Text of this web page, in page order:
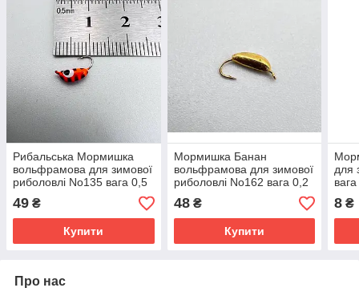
Рибальська Мормишка
вольфрамова для зимової
риболовлі No135 вага 0,5
г, Мормишка зимова
49 ₴
Купити
Мормишка Банан
вольфрамова для зимової
риболовлі No162 вага 0,2
г, Мормишка рибальська
48₴
Купити
для
8 ₴
Про нас